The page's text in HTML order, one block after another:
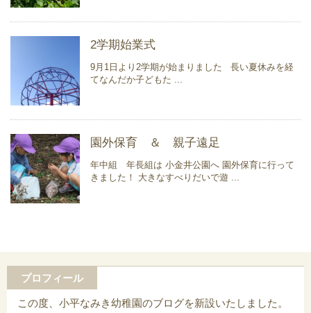
2学期始業式
9月1日より2学期が始まりました 長い夏休みを経
てなんだか子どもた ...
園外保育 ＆ 親子遠足
年中組 年長組は 小金井公園へ 園外保育に行って
きました！ 大きなすべりだいで遊 ...
プロフィール
この度、小平なみき幼稚園のブログを新設いたしました。